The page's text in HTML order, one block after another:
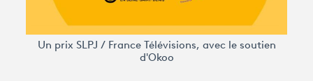
Un prix SLPJ / France Télévisions, avec le soutien
d'Okoo